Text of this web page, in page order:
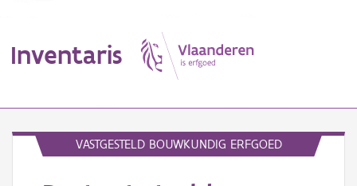
Inventaris
VASTGESTELD BOUWKUNDIG ERFGOED